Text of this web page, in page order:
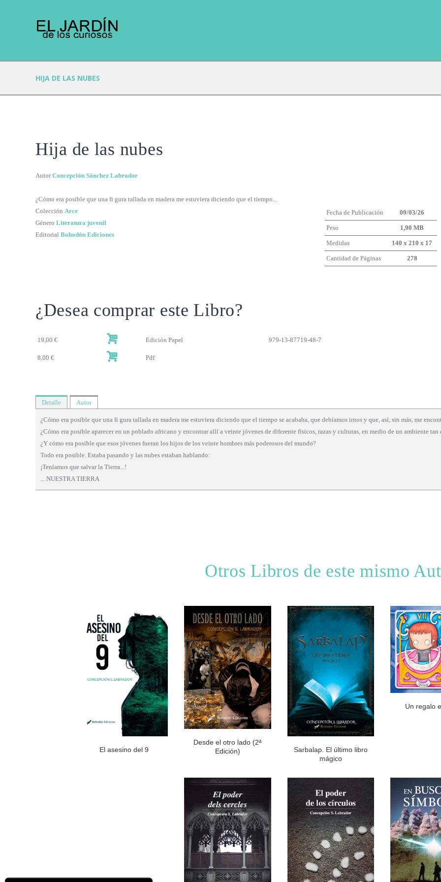
HIJA DE LAS NUBES
Hija de las nubes
AutorConcepción Sánchez Labrador
¿Cómo era posible que una fi gura tallada en madera me estuviera diciendo que el tiempo...
Colección Arce
Género Literatura juvenil
Editorial Bohodón Ediciones
Fecha de Publicación 09/03/26
Peso 1,90 MB
Medidas 140 x 210 x 17
Cantidad de Páginas 278
¿Desea comprar este Libro?
19,00 € Edición Papel 979-13-87719-48-7
8,00 € Pdf
Detalle Autor
¿Cómo era posible que una fi gura tallada en madera me estuviera diciendo que el tiempo se acababa, que debíamos irnos y que, así, sin más, me
¿Cómo era posible aparecer en un poblado africano y encontrar allí a veinte jóvenes de diferente físicos, razas y culturas, en medio de un ambiente tan
¿Y cómo era posible que esos jóvenes fueran los hijos de los veinte hombres más poderosos del mundo?
Todo era posible. Estaba pasando y las nubes estaban hablando:
¡Teníamos que salvar la Tierra...!
... NUESTRA TIERRA
Otros Libros de este mismo
El asesino del 9
Desde el otro lado (2ª
Edición)
Sarbalap. El último libro
mágico
Un regalo